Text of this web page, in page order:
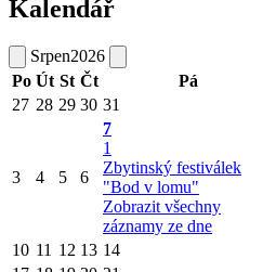
Kalendář
Srpen2026
Po Út St Čt Pá
27 28 29 30 31
3 4 5 6
7
1
Zbytinský festiválek
"Bod v lomu"
Zobrazit všechny
záznamy ze dne
10 11 12 13 14